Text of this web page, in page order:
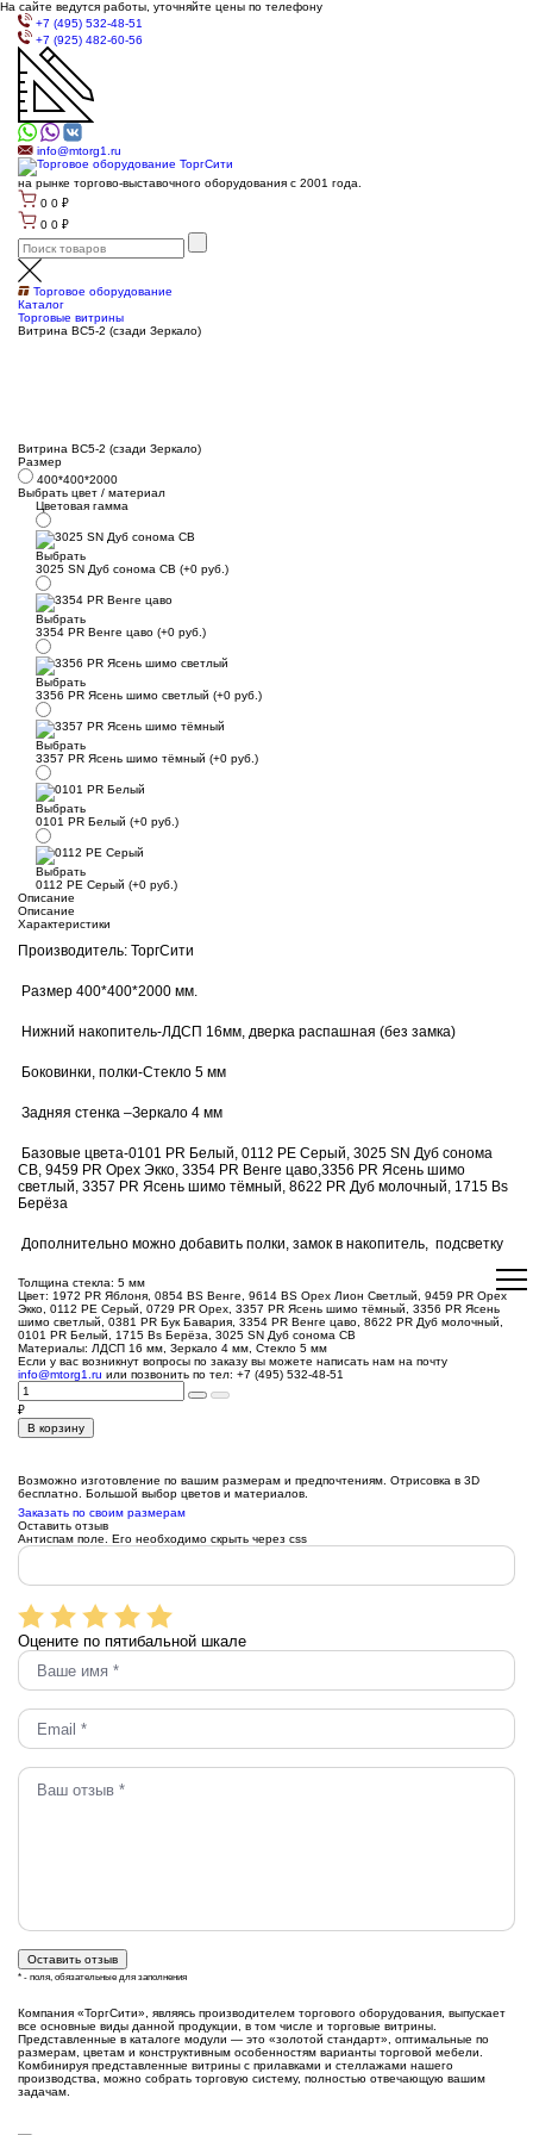
На сайте ведутся работы, уточняйте цены по телефону
+7 (495) 532-48-51
+7 (925) 482-60-56
info@mtorg1.ru
на рынке торгово-выставочного оборудования с 2001 года.
0 0 ₽
0 0 ₽
Торговое оборудование
Каталог
Торговые витрины
Витрина ВС5-2 (сзади Зеркало)
Витрина ВС5-2 (сзади Зеркало)
Размер
400*400*2000
Выбрать цвет / материал
Цветовая гамма
Выбрать
3025 SN Дуб сонома СВ (+0 руб.)
Выбрать
3354 PR Венге цаво (+0 руб.)
Выбрать
3356 PR Ясень шимо светлый (+0 руб.)
Выбрать
3357 PR Ясень шимо тёмный (+0 руб.)
Выбрать
0101 PR Белый (+0 руб.)
Выбрать
0112 PE Серый (+0 руб.)
Описание
Описание
Характеристики
Производитель: ТоргСити
Размер 400*400*2000 мм.
Нижний накопитель-ЛДСП 16мм, дверка распашная (без замка)
Боковинки, полки-Стекло 5 мм
Задняя стенка –Зеркало 4 мм
Базовые цвета-0101 PR Белый, 0112 PE Серый, 3025 SN Дуб сонома
СВ, 9459 PR Орех Экко, 3354 PR Венге цаво,3356 PR Ясень шимо
светлый, 3357 PR Ясень шимо тёмный, 8622 PR Дуб молочный, 1715 Bs
Берёза
Дополнительно можно добавить полки, замок в накопитель, подсветку
Толщина стекла: 5 мм
Цвет: 1972 PR Яблоня, 0854 BS Венге, 9614 BS Орех Лион Светлый, 9459 PR Орех
Экко, 0112 PE Серый, 0729 PR Орех, 3357 PR Ясень шимо тёмный, 3356 PR Ясень
шимо светлый, 0381 PR Бук Бавария, 3354 PR Венге цаво, 8622 PR Дуб молочный,
0101 PR Белый, 1715 Bs Берёза, 3025 SN Дуб сонома СВ
Материалы: ЛДСП 16 мм, Зеркало 4 мм, Стекло 5 мм
Если у вас возникнут вопросы по заказу вы можете написать нам на почту
info@mtorg1.ru или позвонить по тел: +7 (495) 532-48-51
₽
В корзину
Возможно изготовление по вашим размерам и предпочтениям. Отрисовка в 3D
бесплатно. Большой выбор цветов и материалов.
Заказать по своим размерам
Оставить отзыв
Антиспам поле. Его необходимо скрыть через css
Оцените по пятибальной шкале
* - поля, обязательные для заполнения
Компания «ТоргСити», являясь производителем торгового оборудования, выпускает
все основные виды данной продукции, в том числе и торговые витрины.
Представленные в каталоге модули — это «золотой стандарт», оптимальные по
размерам, цветам и конструктивным особенностям варианты торговой мебели.
Комбинируя представленные витрины с прилавками и стеллажами нашего
производства, можно собрать торговую систему, полностью отвечающую вашим
задачам.